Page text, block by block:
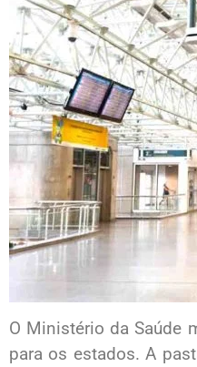
O Ministério da Saúde
para os estados. A